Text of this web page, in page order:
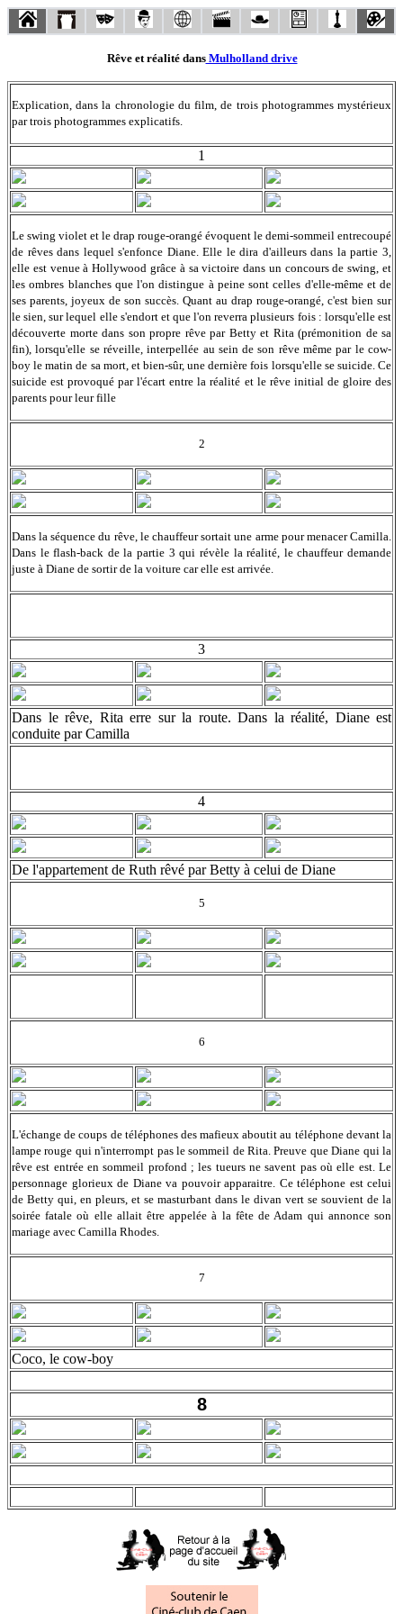
Rêve et réalité dansMulholland drive
Explication, dans la chronologie du film, de trois photogrammes mystérieux
par trois photogrammes explicatifs.
1
Le swing violet et le drap rouge-orangé évoquent le demi-sommeil entrecoupé
de rêves dans lequel s'enfonce Diane. Elle le dira d'ailleurs dans la partie 3,
elle est venue à Hollywood grâce à sa victoire dans un concours de swing, et
les ombres blanches que l'on distingue à peine sont celles d'elle-même et de
ses parents, joyeux de son succès. Quant au drap rouge-orangé, c'est bien sur
le sien, sur lequel elle s'endort et que l'on reverra plusieurs fois : lorsqu'elle est
découverte morte dans son propre rêve par Betty et Rita (prémonition de sa
fin), lorsqu'elle se réveille, interpellée au sein de son rêve même par le cow-
boy le matin de sa mort, et bien-sûr, une dernière fois lorsqu'elle se suicide. Ce
suicide est provoqué par l'écart entre la réalité et le rêve initial de gloire des
parents pour leur fille
2
Dans la séquence du rêve, le chauffeur sortait une arme pour menacer Camilla.
Dans le flash-back de la partie 3 qui révèle la réalité, le chauffeur demande
juste à Diane de sortir de la voiture car elle est arrivée.
3
Dans le rêve, Rita erre sur la route. Dans la réalité, Diane est
conduite par Camilla
4
De l'appartement de Ruth rêvé par Betty à celui de Diane
5
6
L'échange de coups de téléphones des mafieux aboutit au téléphone devant la
lampe rouge qui n'interrompt pas le sommeil de Rita. Preuve que Diane qui la
rêve est entrée en sommeil profond ; les tueurs ne savent pas où elle est. Le
personnage glorieux de Diane va pouvoir apparaitre. Ce téléphone est celui
de Betty qui, en pleurs, et se masturbant dans le divan vert se souvient de la
soirée fatale où elle allait être appelée à la fête de Adam qui annonce son
mariage avec Camilla Rhodes.
7
Coco, le cow-boy
8